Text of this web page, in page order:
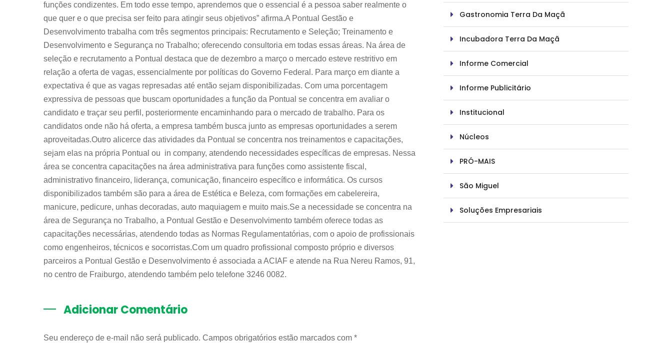
funções condizentes. Em todo esse tempo, aprendemos que o essencial é a pessoa saber realmente o
que quer e o que precisa ser feito para atingir seus objetivos” afirma.A Pontual Gestão e
Desenvolvimento trabalha com três segmentos principais: Recrutamento e Seleção; Treinamento e
Desenvolvimento e Segurança no Trabalho; oferecendo consultoria em todas essas áreas. Na área de
seleção e recrutamento a Pontual destaca que de dezembro a março o mercado esteve restritivo em
relação a oferta de vagas, essencialmente por políticas do Governo Federal. Para março em diante a
expectativa é que as vagas represadas até então sejam disponibilizadas. Com uma porcentagem
expressiva de pessoas que buscam oportunidades a função da Pontual se concentra em avaliar o
candidato e traçar seu perfil, posteriormente encaminhando para o mercado de trabalho. Para os
candidatos onde não há oferta, a empresa também busca junto as empresas oportunidades a serem
aproveitadas.Outro alicerce das atividades da Pontual se concentra nos treinamentos e capacitações,
sejam elas na própria Pontual ou in company, atendendo necessidades específicas de empresas. Nessa
área se concentra capacitações na área administrativa para funções como assistente fiscal,
administrativo financeiro, liderança, comunicação, financeiro específico e informática. Os cursos
disponibilizados também são para a área de Estética e Beleza, com formações em cabelereira,
manicure, pedicure, unhas decoradas, auto maquiagem e muito mais.Se a necessidade se concentra na
área de Segurança no Trabalho, a Pontual Gestão e Desenvolvimento também oferece todas as
capacitações necessárias, atendendo todas as Normas Regulamentatórias, com o apoio de profissionais
como engenheiros, técnicos e socorristas.Com um quadro profissional composto próprio e diversos
parceiros a Pontual Gestão e Desenvolvimento é associada a ACIAF e atende na Rua Nereu Ramos, 91,
no centro de Fraiburgo, atendendo também pelo telefone 3246 0082.
Adicionar Comentário
Seu endereço de e-mail não será publicado. Campos obrigatórios estão marcados com *
Gastronomia Terra Da Maçã
Incubadora Terra Da Maçã
Informe Comercial
Informe Publicitário
Institucional
Núcleos
PRÓ-MAIS
São Miguel
Soluções Empresariais